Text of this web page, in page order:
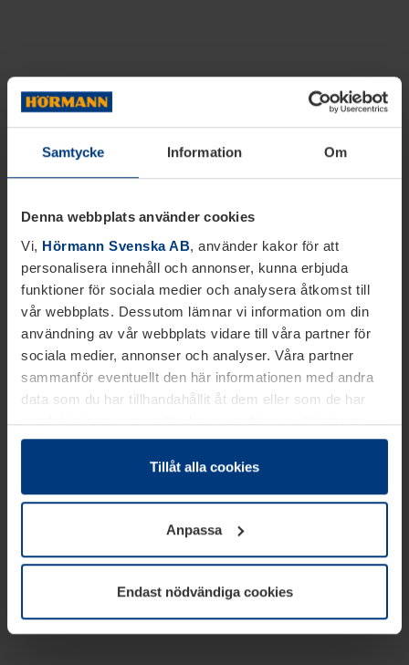
Samtycke Information Om
Denna webbplats använder cookies
Vi, Hörmann Svenska AB, använder kakor för att
personalisera innehåll och annonser, kunna erbjuda
funktioner för sociala medier och analysera åtkomst till
vår webbplats. Dessutom lämnar vi information om din
användning av vår webbplats vidare till våra partner för
sociala medier, annonser och analyser. Våra partner
sammanför eventuellt den här informationen med andra
data som du har tillhandahållit åt dem eller som de har
samlat in inom ramen för din användning av tjänsterna.
Juridiskt kan vi lagra kakor på din enhet, om de är
absolut nödvändiga för driften av den här webbplatsen.
godkännande kan du när som helst ändra eller återkalla i
informationen om kakor underDataskyddsförklaring
vår webbplats.
Tillåt alla cookies
Anpassa
Endast nödvändiga cookies